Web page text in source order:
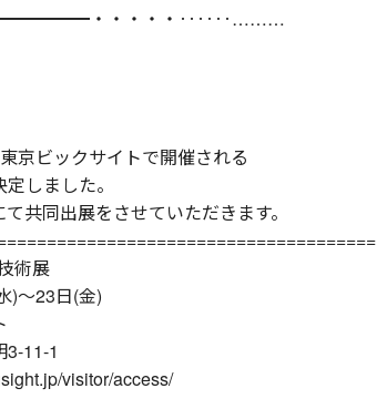
・・・・・‥‥‥………
京ビックサイトで開催される
しました。
共同出展をさせていただきます。
術展
)～23日(金)
11-1
visitor/access/